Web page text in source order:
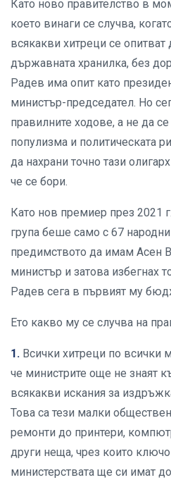
Като ново правителство в
което винаги се случва,
всякакви хитреци се опитват
държавната хранилка, без
Радев има опит като
министър-председател. Но
правилните ходове, а не да
популизма и политическата
да нахрани точно тази
че се бори.
Като нов премиер през 2021
група беше само с 67
предимството да имам Асен
министър и затова избегнах
Радев сега в първият му
Ето какво му се случва на
1. Всички хитреци по всички
че министрите още не знаят
всякакви искания за
Това са тези малки
ремонти до принтери,
други неща, чрез които
министерствата ще си имат